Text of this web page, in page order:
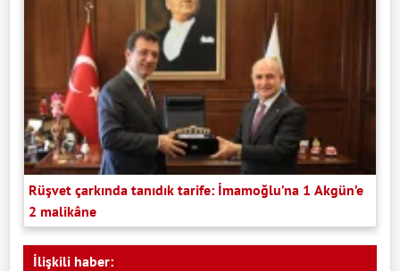
Rüşvet çarkında tanıdık tarife: İmamoğlu’na 1 Akgün’e
2 malikâne
İlişkili haber: